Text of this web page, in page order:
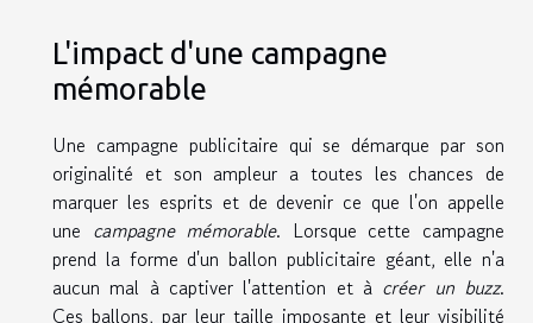
L'impact d'une campagne
mémorable
Une campagne publicitaire qui se démarque par son
originalité et son ampleur a toutes les chances de
marquer les esprits et de devenir ce que l'on appelle
une campagne mémorable. Lorsque cette campagne
prend la forme d'un ballon publicitaire géant, elle n'a
aucun mal à captiver l'attention et à créer un buzz.
Ces ballons, par leur taille imposante et leur visibilité